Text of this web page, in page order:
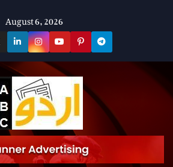
August 6, 2026